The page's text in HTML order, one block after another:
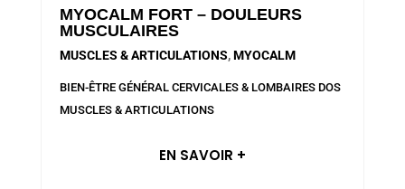
MYOCALM FORT – DOULEURS
MUSCULAIRES
MUSCLES & ARTICULATIONS,MYOCALM
BIEN-ÊTRE GÉNÉRAL CERVICALES & LOMBAIRES DOS
MUSCLES & ARTICULATIONS
EN SAVOIR +